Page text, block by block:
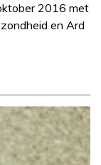
2016 met
en Ard